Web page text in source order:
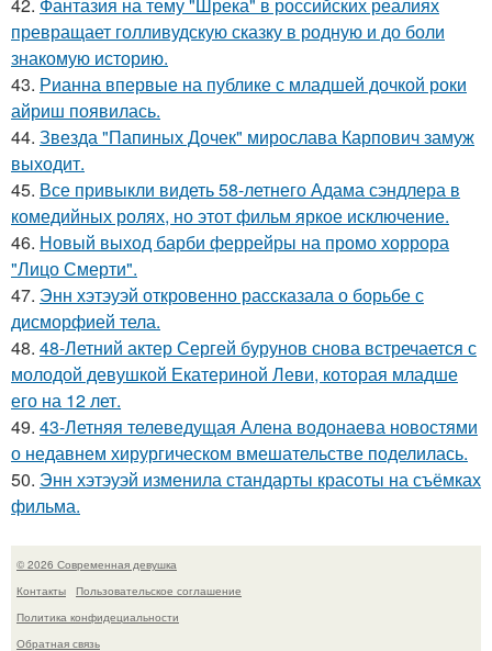
превращает голливудскую сказку в родную и до боли
знакомую историю.
43. Рианна впервые на публике с младшей дочкой роки
айриш появилась.
44. Звезда "Папиных Дочек" мирослава Карпович замуж
выходит.
45. Все привыкли видеть 58-летнего Адама сэндлера в
комедийных ролях, но этот фильм яркое исключение.
46. Новый выход барби феррейры на промо хоррора
"Лицо Смерти".
47. Энн хэтэуэй откровенно рассказала о борьбе с
дисморфией тела.
48. 48-Летний актер Сергей бурунов снова встречается с
молодой девушкой Екатериной Леви, которая младше
его на 12 лет.
49. 43-Летняя телеведущая Алена водонаева новостями
о недавнем хирургическом вмешательстве поделилась.
50. Энн хэтэуэй изменила стандарты красоты на съёмках
фильма.
© 2026 Современная девушка
Контакты
Пользовательское соглашение
Политика конфидециальности
Обратная связь